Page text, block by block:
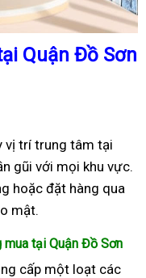
Quận Đồ Sơn
vị trí trung tâm tại
gũi với mọi khu vực.
hoặc đặt hàng qua
mật.
tại Quận Đồ Sơn
cấp một loạt các